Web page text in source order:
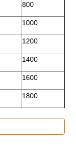
800
1000
1200
1400
1600
1800